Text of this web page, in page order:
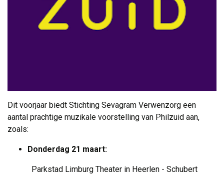
Dit voorjaar biedt Stichting Sevagram Verwenzorg een
aantal prachtige muzikale voorstelling van Philzuid aan,
zoals:
Donderdag 21 maart:
Parkstad Limburg Theater in Heerlen - Schubert